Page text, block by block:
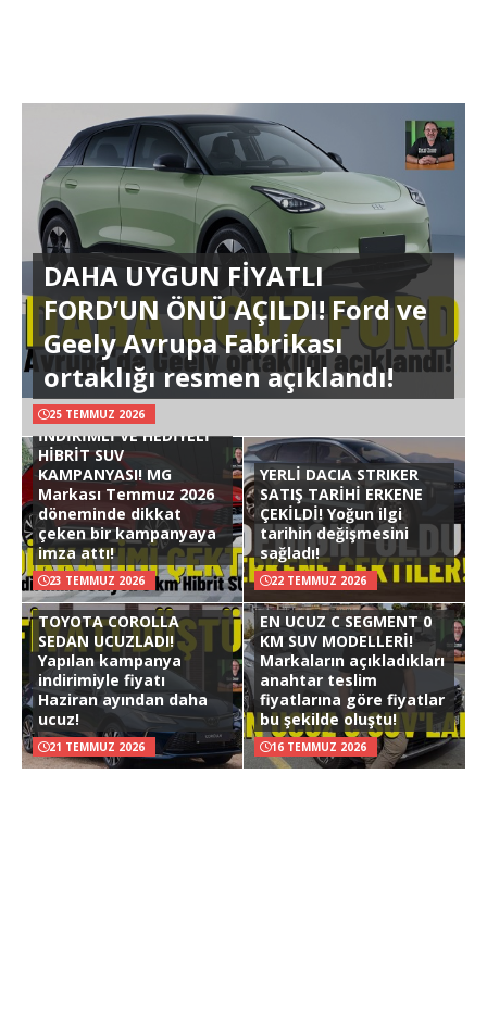
DAHA UYGUN FİYATLI
FORD’UN ÖNÜ AÇILDI! Ford ve
Geely Avrupa Fabrikası
ortaklığı resmen açıklandı!
25 TEMMUZ 2026
İNDİRİMLİ VE HEDİYELİ
HİBRİT SUV
KAMPANYASI! MG
Markası Temmuz 2026
döneminde dikkat
çeken bir kampanyaya
imza attı!
23 TEMMUZ 2026
YERLİ DACIA STRIKER
SATIŞ TARİHİ ERKENE
ÇEKİLDİ! Yoğun ilgi
tarihin değişmesini
sağladı!
22 TEMMUZ 2026
TOYOTA COROLLA
SEDAN UCUZLADI!
Yapılan kampanya
indirimiyle fiyatı
Haziran ayından daha
ucuz!
21 TEMMUZ 2026
EN UCUZ C SEGMENT 0
KM SUV MODELLERİ!
Markaların açıkladıkları
anahtar teslim
fiyatlarına göre fiyatlar
bu şekilde oluştu!
16 TEMMUZ 2026